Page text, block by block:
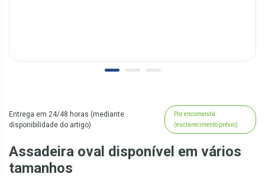
Entrega em 24/48 horas (mediante
disponibilidade do artigo)
Por encomenda
(esclarecimento prévio)
Assadeira oval disponível em vários
tamanhos